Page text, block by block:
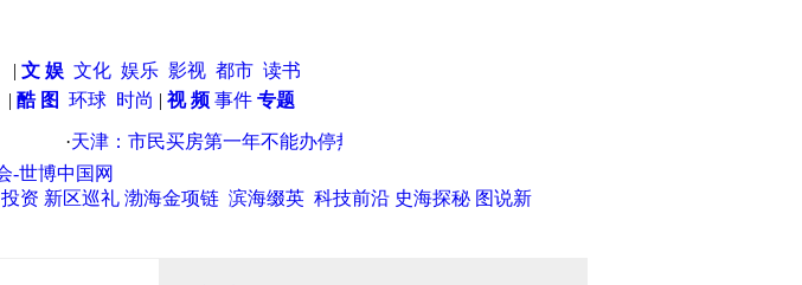
| 文 娱 文化 娱乐 影视 都市 读书
| 酷 图 环球 时尚 | 视 频 事件 专题
天津：市民买房第一年不能办停热·天津残疾人专场招聘和就业咨询服务活动周下周开幕
投资 新区巡礼 渤海金项链 滨海缀英 科技前沿 史海探秘 图说新